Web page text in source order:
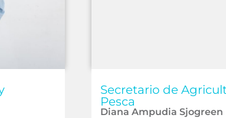
Secretario de
Pesca
Diana Ampudia Sjogreen